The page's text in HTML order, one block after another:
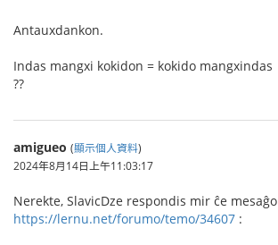
Antauxdankon.
Indas mangxi kokidon = kokido mangxindas
??
amigueo (顯示個人資料)
2024年8月14日上午11:03:17
Nerekte, SlavicDze respondis mir ĉe mesaĝo
https://lernu.net/forumo/temo/34607 :